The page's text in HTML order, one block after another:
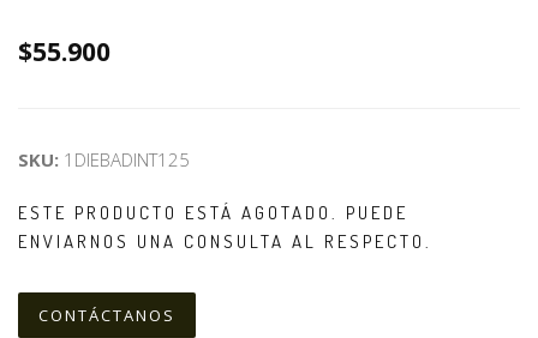
$55.900
SKU: 1DIEBADINT125
ESTE PRODUCTO ESTÁ AGOTADO. PUEDE
ENVIARNOS UNA CONSULTA AL RESPECTO.
CONTÁCTANOS